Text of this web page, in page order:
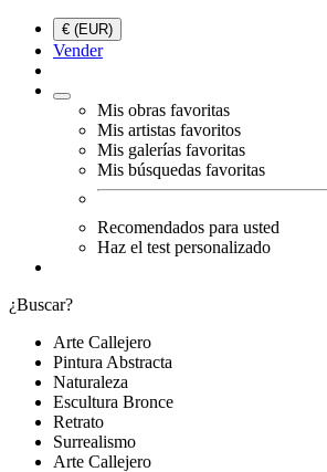
€ (EUR)
Vender
Mis obras favoritas
Mis artistas favoritos
Mis galerías favoritas
Mis búsquedas favoritas
Recomendados para usted
Haz el test personalizado
¿Buscar?
Arte Callejero
Pintura Abstracta
Naturaleza
Escultura Bronce
Retrato
Surrealismo
Arte Callejero